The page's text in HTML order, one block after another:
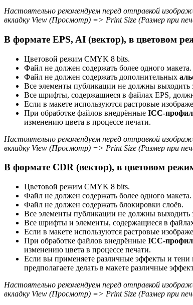
Настоятельно рекомендуем перед отправкой
вкладку View (Просмотр) => Print Size (Размер при
В формате EPS, AI (вектор), в цветовом
Цветовой режим CMYK 8 bits.
Файл не должен содержать более одного макета.
Файл не должен содержать дополнительных
Все элементы публикации не должны выходить
Все шрифты, содержащиеся в файлах EPS,
Если в макете используются растровые
При обработке файлов внедрённые ICC-
изменению цвета в процессе печати.
Настоятельно рекомендуем перед отправкой
вкладку View (Просмотр) => Print Size (Размер при
В формате CDR (вектор), в цветовом
Цветовой режим CMYK 8 bits.
Файл не должен содержать более одного макета.
Файл не должен содержать блокировки слоёв.
Все элементы публикации не должны выходить
Все шрифты и элементы, содержащиеся в
Если в макете используются растровые
При обработке файлов внедрённые ICC-
изменению цвета в процессе печати.
Если вы применяете различные эффекты и тени
предполагаете делать в макете различные
Настоятельно рекомендуем перед отправкой
вкладку View (Просмотр) => Print Size (Размер при